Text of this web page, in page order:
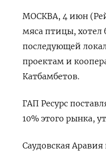
МОСКВА, 4 июн
мяса птицы, хотел
последующей
проектам и
Катбамбетов.
ГАП Ресурс
⁠10% этого рынка,
Саудовская